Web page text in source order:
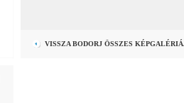
VISSZA BODORJ ÖSSZES